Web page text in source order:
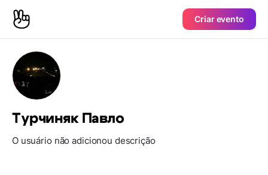
Criar evento
Турчиняк Павло
O usuário não adicionou descrição